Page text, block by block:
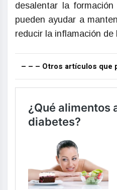
desalentar la
pueden ayudar a
reducir la inflamación
– – – Otros artículos que